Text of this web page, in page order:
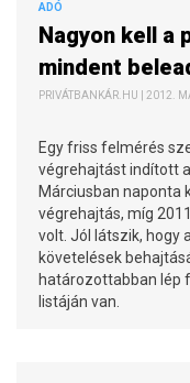
ADÓ
Nagyon kell a
mindent
PRIVÁTBANKÁR.HU | 2012.
Egy friss felmérés
végrehajtást indított
Márciusban naponta
végrehajtás, míg
volt. Jól látszik, hogy
követelések
határozottabban lép
listáján van.